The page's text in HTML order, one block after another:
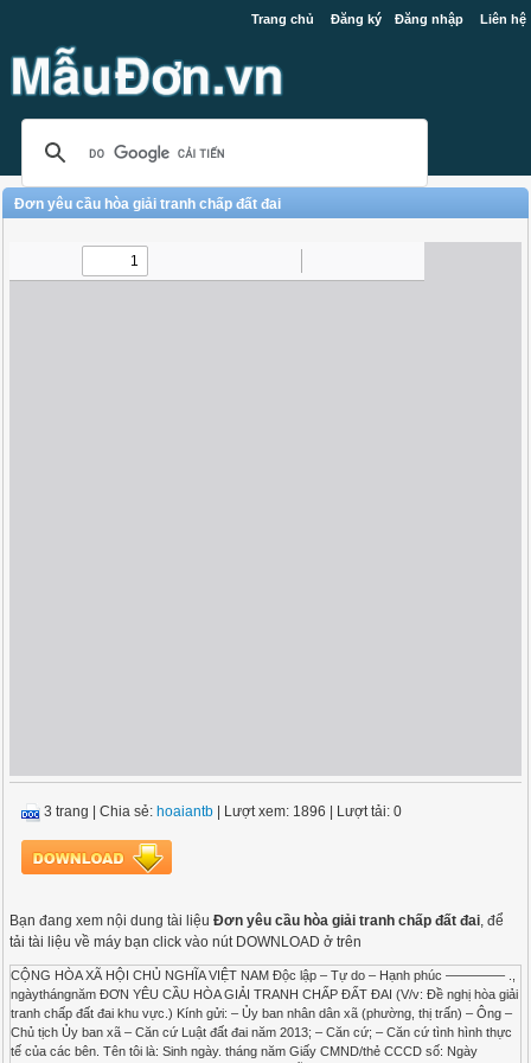
Trang chủ Đăng ký Đăng nhập Liên hệ
Đơn yêu cầu hòa giải tranh chấp đất đai
3 trang |Chia sẻ: hoaiantb | Lượt xem: 1896 | Lượt tải: 0
Bạn đang xem nội dung tài liệuĐơn yêu cầu hòa giải tranh chấp đất đai, để
tải tài liệu về máy bạn click vào nút DOWNLOAD ở trên
CỘNG HÒA XÃ HỘI CHỦ NGHĨA VIỆT NAM Độc lập – Tự do – Hạnh phúc ————– .,
ngàythángnăm ĐƠN YÊU CẦU HÒA GIẢI TRANH CHẤP ĐẤT ĐAI (V/v: Đề nghị hòa giải
tranh chấp đất đai khu vực.) Kính gửi: – Ủy ban nhân dân xã (phường, thị trấn) – Ông –
Chủ tịch Ủy ban xã – Căn cứ Luật đất đai năm 2013; – Căn cứ; – Căn cứ tình hình thực
tế của các bên. Tên tôi là: Sinh ngày. tháng năm Giấy CMND/thẻ CCCD số: Ngày